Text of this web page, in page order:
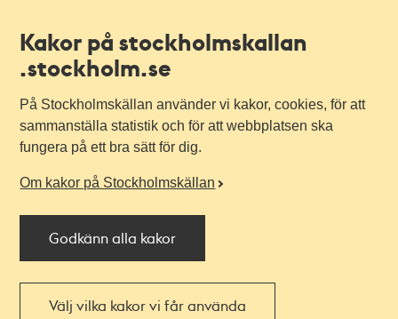
Kakor på stockholmskallan
.stockholm.se
På Stockholmskällan använder vi kakor, cookies, för att
sammanställa statistik och för att webbplatsen ska
fungera på ett bra sätt för dig.
Om kakor på Stockholmskällan
Godkänn alla kakor
Välj vilka kakor vi får använda